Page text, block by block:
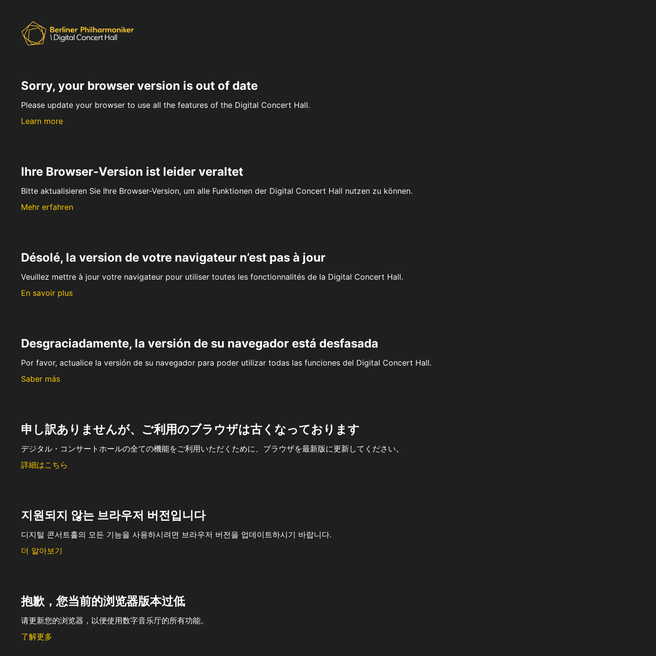
Sorry, your browser version is out of date
Please update your browser to use all the features of the Digital Concert Hall.
Learn more
Ihre Browser-Version ist leider veraltet
Bitte aktualisieren Sie Ihre Browser-Version, um alle Funktionen der Digital Concert Hall nutzen zu können.
Mehr erfahren
Désolé, la version de votre navigateur n’est pas à jour
Veuillez mettre à jour votre navigateur pour utiliser toutes les fonctionnalités de la Digital Concert Hall.
En savoir plus
Desgraciadamente, la versión de su navegador está desfasada
Por favor, actualice la versión de su navegador para poder utilizar todas las funciones del Digital Concert Hall.
Saber más
申し訳ありませんが、ご利用のブラウザは古くなっております
デジタル・コンサートホールの全ての機能をご利用いただくために、ブラウザを最新版に更新してください。
詳細はこちら
지원되지 않는 브라우저 버전입니다
디지털 콘서트홀의 모든 기능을 사용하시려면 브라우저 버전을 업데이트하시기 바랍니다.
더 알아보기
抱歉，您当前的浏览器版本过低
请更新您的浏览器，以便使用数字音乐厅的所有功能。
了解更多